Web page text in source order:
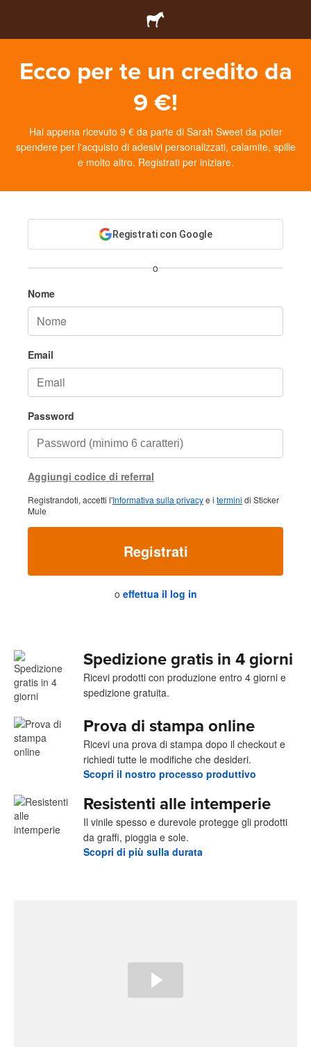
Ecco per te un credito da
9 €!
Hai appena ricevuto 9 € da parte di Sarah Sweet da poter
spendere per l'acquisto di adesivi personalizzati, calamite, spille
e molto altro. Registrati per iniziare.
Registrati con Google
o
Nome
Email
Password
Aggiungi codice di referral
Registrandoti, accetti l'Informativa sulla privacye i termini di Sticker
Mule
Registrati
o effettua il log in
Spedizione gratis in 4 giorni
Ricevi prodotti con produzione entro 4 giorni e
spedizione gratuita.
Prova di stampa online
Ricevi una prova di stampa dopo il checkout e
richiedi tutte le modifiche che desideri.
Scopri il nostro processo produttivo
Resistenti alle intemperie
Il vinile spesso e durevole protegge gli prodotti
da graffi, pioggia e sole.
Scopri di più sulla durata